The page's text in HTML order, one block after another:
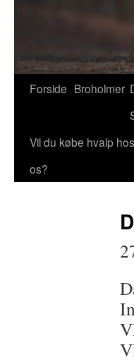
Forside Broholmer
Vil du købe hvalp hos
os?